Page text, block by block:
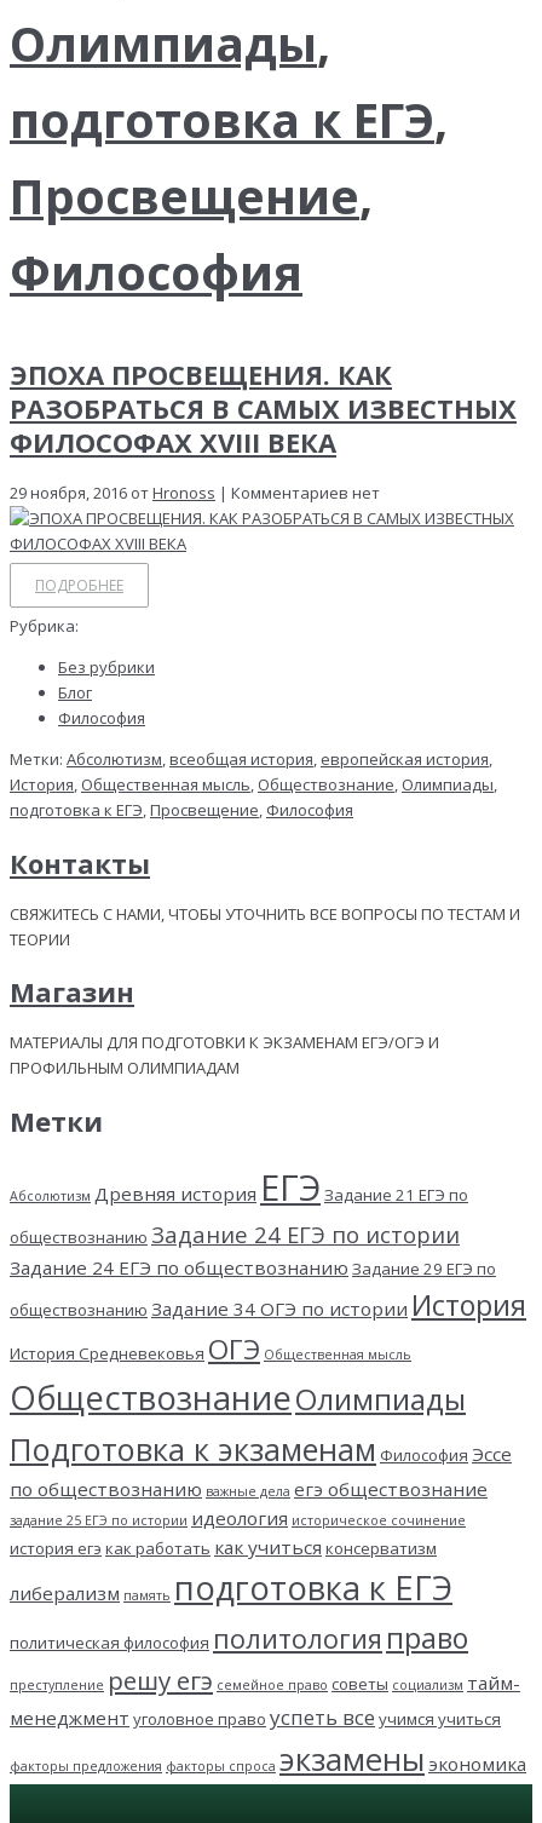
Олимпиады,
подготовка к ЕГЭ,
Просвещение,
Философия
ЭПОХА ПРОСВЕЩЕНИЯ. КАК
РАЗОБРАТЬСЯ В САМЫХ ИЗВЕСТНЫХ
ФИЛОСОФАХ XVIII ВЕКА
29 ноября, 2016 отHronoss | Комментариев нет
ПОДРОБНЕЕ
Рубрика:
Без рубрики
Блог
Философия
Метки: Абсолютизм,всеобщая история, европейская история,
История, Общественная мысль, Обществознание, Олимпиады,
подготовка к ЕГЭ,Просвещение, Философия
Контакты
СВЯЖИТЕСЬ С НАМИ, ЧТОБЫ УТОЧНИТЬ ВСЕ ВОПРОСЫ ПО ТЕСТАМ И
ТЕОРИИ
Магазин
МАТЕРИАЛЫ ДЛЯ ПОДГОТОВКИ К ЭКЗАМЕНАМ ЕГЭ/ОГЭ И
ПРОФИЛЬНЫМ ОЛИМПИАДАМ
Метки
Абсолютизм Древняя история ЕГЭ Задание 21 ЕГЭ по
обществознанию Задание 24 ЕГЭ по истории
Задание 24 ЕГЭ по обществознанию Задание 29 ЕГЭ по
обществознанию Задание 34 ОГЭ по истории История
История Средневековья ОГЭ Общественная мысль
ОбществознаниеОлимпиады
Подготовка к экзаменам Философия Эссе
по обществознанию важные дела егэ обществознание
задание 25 ЕГЭ по истории идеология историческое сочинение
история егэ как работать как учиться консерватизм
либерализм память подготовка к ЕГЭ
политическая философия политология право
преступление решу егэ семейное право советы социализм тайм-
менеджмент уголовное право успеть все учимся учиться
факторы предложения факторы спроса экзамены экономика